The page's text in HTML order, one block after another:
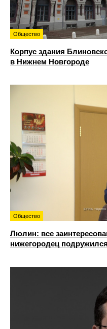
Общество
Корпус здания
в Нижнем Новгороде
Общество
Люлин: все
нижегородец